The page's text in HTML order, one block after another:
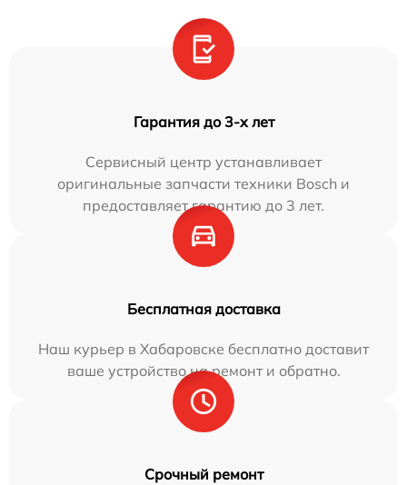
Гарантия до 3-х лет
Сервисный центр устанавливает
оригинальные запчасти техники Bosch и
предоставляет гарантию до 3 лет.
Бесплатная доставка
Наш курьер в Хабаровске бесплатно доставит
ваше устройство на ремонт и обратно.
Срочный ремонт